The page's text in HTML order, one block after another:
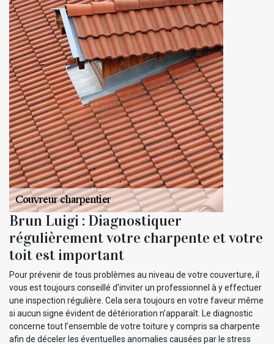
Brun Luigi : Diagnostiquer
régulièrement votre charpente et votre
toit est important
Pour prévenir de tous problèmes au niveau de votre couverture, il
vous est toujours conseillé d’inviter un professionnel à y effectuer
une inspection régulière. Cela sera toujours en votre faveur même
si aucun signe évident de détérioration n’apparaît. Le diagnostic
concerne tout l’ensemble de votre toiture y compris sa charpente
afin de déceler les éventuelles anomalies causées par le stress